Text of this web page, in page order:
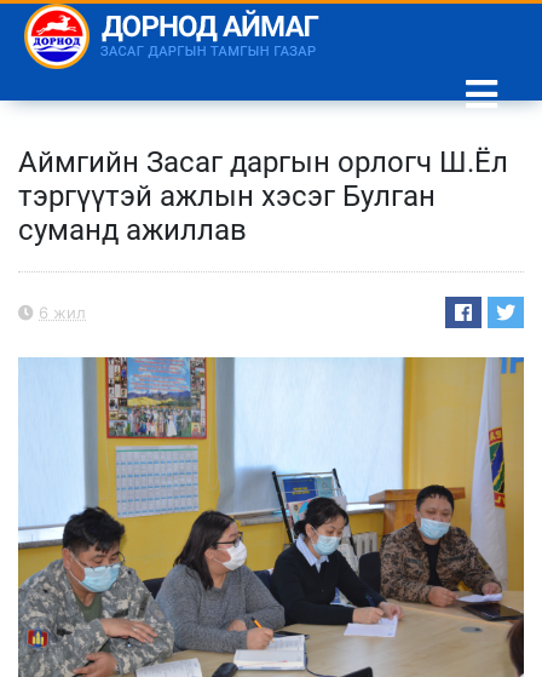
Аймгийн Засаг даргын орлогч Ш.Ёл
тэргүүтэй ажлын хэсэг Булган
суманд ажиллав
6 жил